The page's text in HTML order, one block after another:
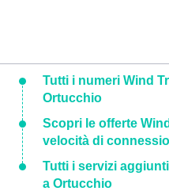
Tutti i numeri Wind
Ortucchio
Scopri le offerte
velocità di
Tutti i servizi
a Ortucchio